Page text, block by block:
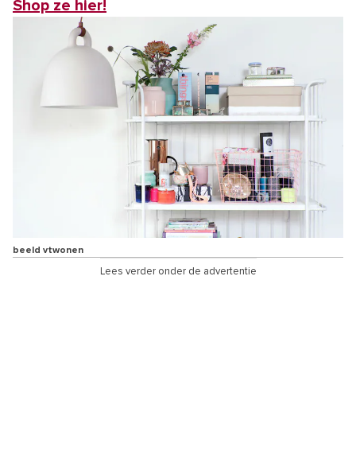
Shop ze hier!
beeld vtwonen
Lees verder onder de advertentie